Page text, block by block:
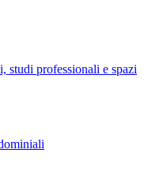
studi professionali e spazi